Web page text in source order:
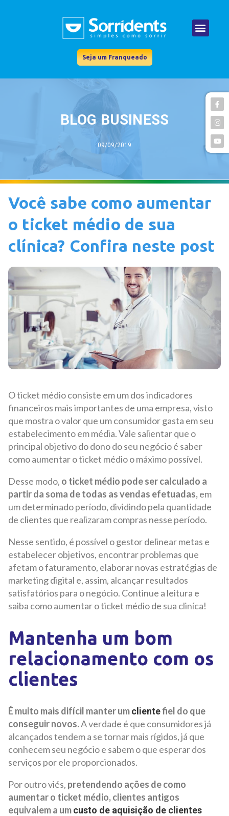
Seja um Franqueado
BLOG BUSINESS
09/09/2019
Você sabe como aumentar
o ticket médio de sua
clínica? Confira neste post
O ticket médio consiste em um dos indicadores
financeiros mais importantes de uma empresa, visto
que mostra o valor que um consumidor gasta em seu
estabelecimento em média. Vale salientar que o
principal objetivo do dono do seu negócio é saber
como aumentar o ticket médio o máximo possível.
Desse modo, o ticket médio pode ser calculado a
partir da soma de todas as vendas efetuadas,em
um determinado período, dividindo pela quantidade
de clientes que realizaram compras nesse período.
Nesse sentido, é possível o gestor delinear metas e
estabelecer objetivos, encontrar problemas que
afetam o faturamento, elaborar novas estratégias de
marketing digital e, assim, alcançar resultados
satisfatórios para o negócio. Continue a leitura e
saiba como aumentar o ticket médio de sua cliníca!
Mantenha um bom
relacionamento com os
clientes
É muito mais difícil manter umclientefiel do que
conseguir novos.A verdade é que consumidores já
alcançados tendem a se tornar mais rígidos, já que
conhecem seu negócio e sabem o que esperar dos
serviços por ele proporcionados.
Por outro viés, pretendendo ações de como
aumentar o ticket médio, clientes antigos
equivalem a umcusto de aquisição de clientes